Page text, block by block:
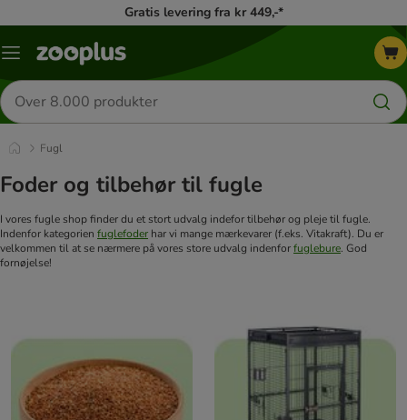
Gratis levering fra kr 449,-*
Menu
Søg
efter
produkter
Fugl
Foder og tilbehør til fugle
I vores fugle shop finder du et stort udvalg indefor tilbehør og pleje til fugle.
Indenfor kategorien fuglefoder har vi mange mærkevarer (f.eks. Vitakraft). Du er
velkommen til at se nærmere på vores store udvalg indenforfuglebure. God
fornøjelse!